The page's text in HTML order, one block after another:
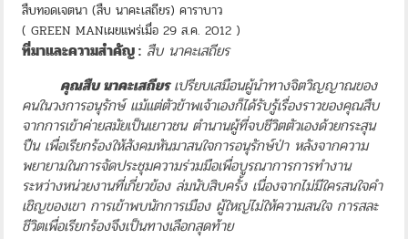
สืบทอดเจตนา (สืบ นาคะเสถียร) คาราบาว
( GREEN MANเผยแพร่เมื่อ 29 ส.ค. 2012 )
ที่มาและความสำคัญ : สืบ นาคะเสถียร
คุณสืบ นาคะเสถียรเปรียบเสมือนผู้นำทางจิตวิญญาณของ
คนในวงการอนุรักษ์ แม้แต่ตัวข้าพเจ้าเองก็ได้รับรู้เรื่องราวของคุณสืบ
จากการเข้าค่ายสมัยเป็นเยาวชน ตำนานผู้ที่จบชีวิตตัวเองด้วยกระสุน
ปืน เพื่อเรียกร้องให้สังคมหันมาสนใจการอนุรักษ์ป่า หลังจากความ
พยายามในการจัดประชุมความร่วมมือเพื่อบูรณาการการทำงาน
ระหว่างหน่วยงานที่เกี่ยวข้อง ล่มนับสิบครั้ง เนื่องจากไม่มีใครสนใจคำ
เชิญของเขา การเข้าพบนักการเมือง ผู้ใหญ่ไม่ให้ความสนใจ การสละ
ชีวิตเพื่อเรียกร้องจึงเป็นทางเลือกสุดท้าย